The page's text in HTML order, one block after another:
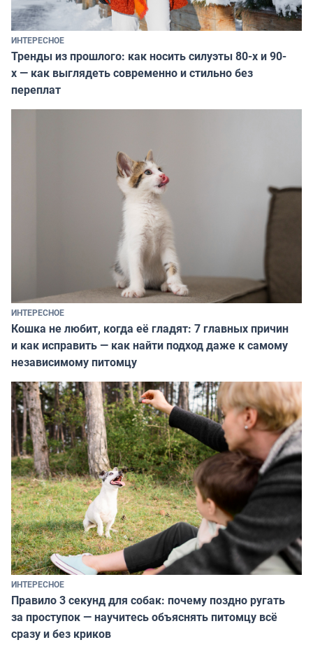
ИНТЕРЕСНОЕ
Тренды из прошлого: как носить силуэты 80-х и 90-
х — как выглядеть современно и стильно без
переплат
ИНТЕРЕСНОЕ
Кошка не любит, когда её гладят: 7 главных причин
и как исправить — как найти подход даже к самому
независимому питомцу
ИНТЕРЕСНОЕ
Правило 3 секунд для собак: почему поздно ругать
за проступок — научитесь объяснять питомцу всё
сразу и без криков